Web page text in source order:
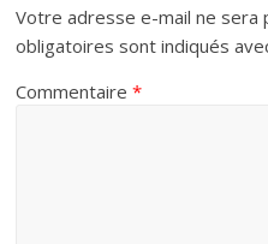
Votre adresse e-mail ne sera
obligatoires sont indiqués
Commentaire*